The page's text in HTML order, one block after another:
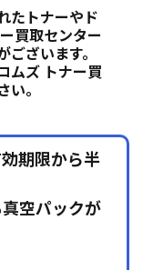
たトナーやド
買取センター
ざいます。
ムズ トナー買
。
期限から半
空パックが